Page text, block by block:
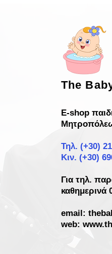
The
E-shop
Τηλ. (+30)
Κιν. (+30)
Για τηλ.
καθημερινά
email:
web: www.